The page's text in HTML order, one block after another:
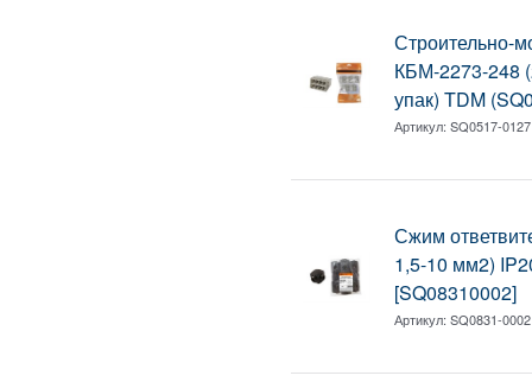
Строительно-
КБМ-2273-248
упак) TDM
Артикул:SQ0517-0127
Сжим
1,5-10 мм2)
[SQ08310002]
Артикул:SQ0831-0002